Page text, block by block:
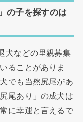
の子を探すのは
犬などの里親募集
ることがありま
でも当然尻尾があ
尾あり」の成犬は
に幸運と言えるで